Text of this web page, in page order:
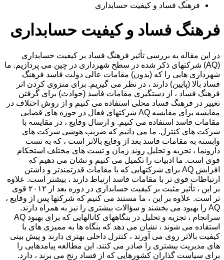
فرهنگ فساد و کیفیت حسابداری
فرهنگ فساد و کیفیت حسابداری
در این مقاله به بررسی تأثیر فرهنگ فساد بر کیفیت حسابداری
(AQ) شرکتهای ذکر شده در سطح شهرداری در چین می پردازیم. ما
شهرداری هایی را که (بدون) مقامات عالی دولت فاسد فرهنگ
فساد بالا (پایین) دارند ، در نظر می گیریم. برای منزوی کردن اثر
فرهنگ فساد ، از دستگیری مقامات فاسد (حوادث) برای گرفتن
تغییر در فرهنگ فساد محلی استفاده می کنیم و از روش اختلاف در
مقایسه برای مقایسه AQ شرکتهای فعال در حوزه های قضایی
مقامات فاسد استفاده می کنیم. و ارسال وقایع ، در مقایسه با
شرکت های کنترل. ما می دانیم که ضریب هوشی شرکت های
وابسته به مقامات فاسد بعد از وقایع بالاتر است ، که به تست
دارونما ، تجزیه و تحلیل روند زمان و تست های مختلف استحکام
قوی است. ما ادبیات را تکمیل می کنیم و نشان می دهیم که
افزایش AQ برای شرکتهایی که با مقامات قدرتمندتر و داشتن
ارتباطات قوی تر با مقامات فاسد ارتباط دارند ، بیشتر است. علاوه
بر این ، تأثیر مثبت بر کیفیت حسابداری در دوره بعد از ۲۰۱۲ قوی
تر است. علاوه بر این ، ما مستند می کنیم که شرکتها پس از وقایع ،
AQ را بهبود می بخشند و سؤالات بیشتری را نیز به همراه دارند.
سرانجام ، تجزیه و تحلیل در بنگاههای کانالهایی که برای بهبود AQ
استفاده می شوند ، نشان می دهد که بنگاه ها به ممیزی های با
کیفیت بالاتر روی می آورند ، کنترل داخلی بهتری دارند و پیش بینی
های مدیریت بیشتری را صادر می کنند. این مطالعه پیامدهایی را
برای سیاست گذاران کشورهایی که از فساد رنج می برند ، دارد.